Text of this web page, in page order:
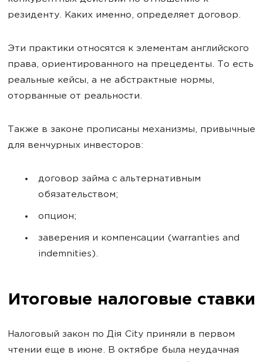
резиденту. Каких именно, определяет договор.
Эти практики относятся к элементам английского
права, ориентированного на прецеденты. То есть
реальные кейсы, а не абстрактные нормы,
оторванные от реальности.
Также в законе прописаны механизмы, привычные
для венчурных инвесторов:
договор займа с альтернативным
обязательством;
опцион;
заверения и компенсации (warranties and
indemnities).
Итоговые налоговые ставки
Налоговый закон по Дія City приняли в первом
чтении еще в июне. В октябре была неудачная